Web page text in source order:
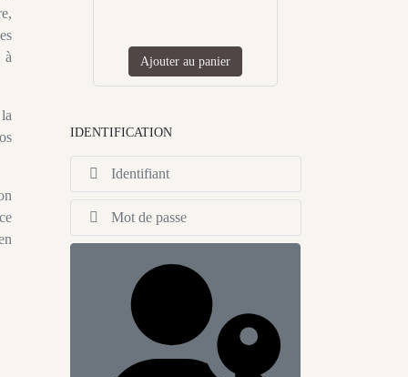
à
Ajouter au panier
IDENTIFICATION